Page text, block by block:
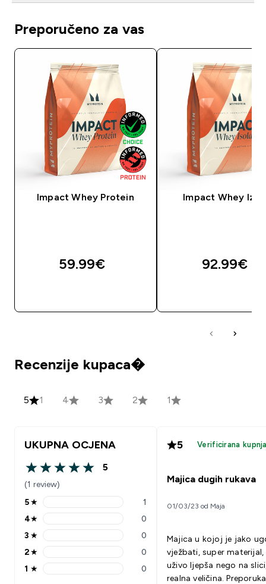
Preporučeno za vas
Impact Whey Protein
59.99€‎
Impact Whey
92.99€‎
Recenzije kupaca�
5 1 4 3 2 1
UKUPNA OCJENA
5 out of 5 stars
5
(1 review)
5 stars rating 1 reviews
5★ 1
4 stars rating 0 reviews
4★ 0
3 stars rating 0 reviews
3 ★ 0
2 stars rating 0 reviews
2★ 0
1 stars rating 0 reviews
1 ★ 0
5 Verificirana
Majica dugih rukava
01/03/23 od Maja
Majica u kojoj je jako
vježbati, super
uživo ljepša nego na
realna veličina.